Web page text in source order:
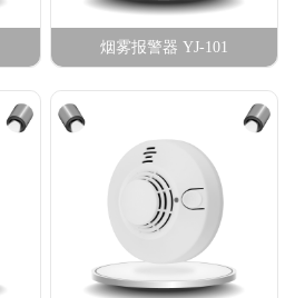
烟雾报警器 YJ-101